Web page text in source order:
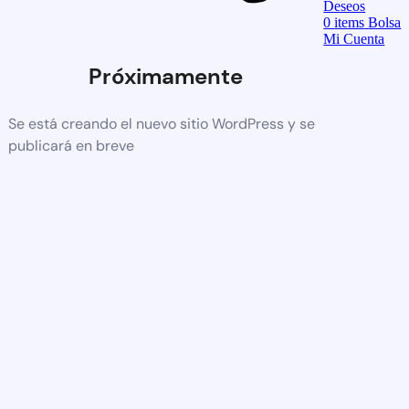
Próximamente
Se está creando el nuevo sitio WordPress y se
publicará en breve
Deseos
0items Bolsa
Mi Cuenta